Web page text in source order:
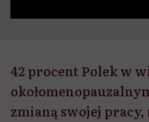
42 procent Polek w
zmianą swojej